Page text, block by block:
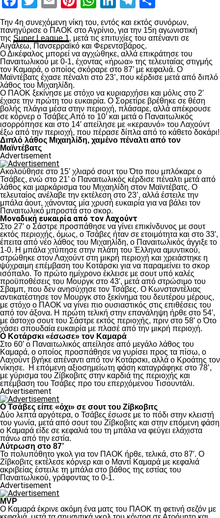
Την 4η συνεχόμενη νίκη του, εντός και εκτός συνόρων,
πανηγύρισε ο ΠΑΟΚ στο Αγρίνιο, για την 15η αγωνιστική
της Super League 1, μετά τις επιτυχίες του απέναντι σε
Αιγάλεω, Πανσερραϊκό και Φερεντσβάρος.
Ο Δικέφαλος μπορεί να αγχώθηκε, αλλά επικράτησε του
Παναιτωλικού με 0-1, έχοντας «ήρωα» της τελευταίας στιγμής
τον Καμαρά, ο οποίος σκόραρε στο 87’ με κεφαλιά. Ο
Μαϊντέβατς έχασε πέναλτι στο 23’, που κέρδισε μετά από διπλό
λάθος του Μιχαηλίδη.
Ο ΠΑΟΚ ξεκίνησε με στόχο να κυριαρχήσει και μόλις στο 2′
έχασε την πρώτη του ευκαιρία. Ο Σορετίρε βρέθηκε σε θέση
βολής πλάγια μέσα στην περιοχή, πλάσαρε, αλλά απέκρουσε
σε κόρνερ ο Τσάβες.Από το 10’ και μετά ο Παναιτωλικός
ισορρόπησε και στο 14′ απείλησε με «κεραυνό» του Λαχούντ
έξω από την περιοχή, που πέρασε δίπλα από το κάθετο δοκάρι!
Διπλό λάθος Μιχαηλίδη, χαμένο πέναλτι από τον
Μαϊντέβατς
Advertisement
Ακολούθησε στο 15′ χλιαρό σουτ του Ότο που μπλόκαρε ο
Τσάβες, ενώ στο 21’ ο Παναιτωλικός κέρδισε πέναλτι μετά από
λάθος και μαρκάρισμα του Μιχαηλίδη στον Μαϊντέβατς. Ο
τελευταίος ανέλαβε την εκτέλεση στο 23’, αλλά έστειλε την
μπάλα άουτ, χάνοντας μία χρυσή ευκαιρία για να βάλει τον
Παναιτωλικό μπροστά στο σκορ.
Μοναδική ευκαιρία από τον Λαχούντ
Στο 27′ ο Σάστρε προσπάθησε να γίνει επικίνδυνος με σουτ
εκτός περιοχής, όμως, ο Τσάβες ήταν σε ετοιμότητα και στο 33′,
έπειτα από νέο λάθος του Μιχαηλίδη, ο Παναιτωλικός άγγιξε το
1-0. Η μπάλα χτύπησε στην πλάτη του Έλληνα αμυντικού,
στρώθηκε στον Λαχούντ στη μικρή περιοχή και χρειάστηκε η
ψύχραιμη επέμβαση του Κοτάρσκι για να παραμείνει το σκορ
ισόπαλο. Το πρώτο ημίχρονο έκλεισε με σουτ υπό καλές
προϋποθέσεις του Μουργκ στο 43′, μετά από στρώσιμο του
Σβαμπ, που δεν ανησύχησε τον Τσάβες. Ο Κωνσταντέλιας
αντικατέστησε τον Μουργκ στο ξεκίνημα του δευτέρου μέρους,
με στόχο ο ΠΑΟΚ να γίνει πιο ουσιαστικός στις επιθέσεις του
από τον άξονα. Η πρώτη τελική στην επανάληψη ήρθε στο 54′,
με άστοχο σουτ του Σάστρε εκτός περιοχής, πριν στο 58′ ο Ότο
χάσει σπουδαία ευκαιρία με πλασέ από την μικρή περιοχή.
Ο Κοτάρσκι «έσωσε» τον Καμαρά
Στο 60’ ο Παναιτωλικός απείλησε από μεγάλο λάθος του
Καμαρά, ο οποίος προσπάθησε να γυρίσει προς τα πίσω, ο
Λαχούντ βγήκε απέναντι από τον Κοτάρσκι, αλλά ο Κροάτης τον
νίκησε. Η επόμενη αξιοσημείωτη φάση καταγράφηκε στο 78’,
με γύρισμα του Ζίβκοβιτς στην καρδιά της περιοχής και
επέμβαση του Τσάβες προ του επερχόμενου Τισουντάλι.
Advertisement
Ο Τσάβες είπε «όχι» σε σουτ του Ζίβκοβιτς
Δύο λεπτά αργότερα, ο Τσάβες έσωσε με το πόδι στην κλειστή
του γωνία, μετά από σουτ του Ζίβκοβιτς και στην επόμενη φάση
ο Καμαρά είδε σε κεφαλιά του τη μπάλα να φεύγει ελάχιστα
πάνω από την εστία.
Λύτρωση στο 87’
Το πολυπόθητο γκολ για τον ΠΑΟΚ ήρθε, τελικά, στο 87′. Ο
Ζίβκοβιτς εκτέλεσε κόρνερ και ο Μαντί Καμαρά με κεφαλιά
ακριβείας έστειλε τη μπάλα στο βάθος της εστίας του
Παναιτωλικού, γράφοντας το 0-1.
Advertisement
MVP
Ο Καμαρά έκρινε ακόμη ένα ματς του ΠΑΟΚ τη φετινή σεζόν με